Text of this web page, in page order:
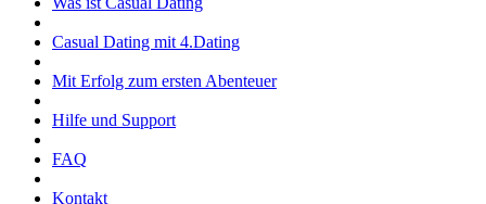
Casual Dating mit 4.Dating
Mit Erfolg zum ersten Abenteuer
Hilfe und Support
FAQ
Kontakt